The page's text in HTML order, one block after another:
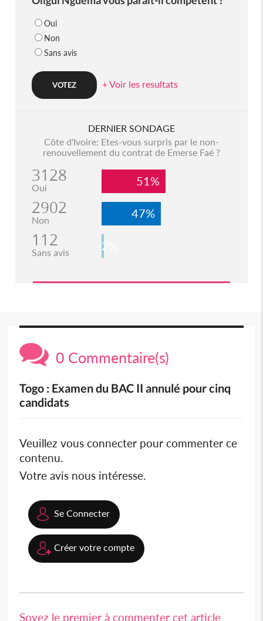
Oui
Non
Sans avis
+ Voir les resultats
DERNIER SONDAGE
Côte d'Ivoire: Etes-vous surpris par le non-
renouvellement du contrat de Emerse Faé ?
3128
Oui 51%
2902
Non 47%
112
Sans avis 2%
0 Commentaire(s)
Togo : Examen du BAC II annulé pour cinq
candidats
Veuillez vous connecter pour commenter ce
contenu.
Votre avis nous intéresse.
Se Connecter
Créer votre compte
Soyez le premier à commenter cet article